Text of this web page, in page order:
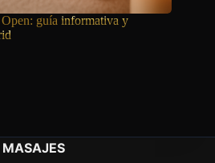
guía informativa y
MASAJES